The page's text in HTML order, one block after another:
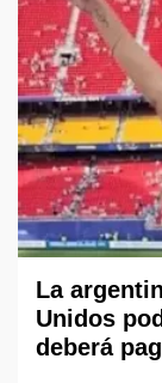
La
Unidos
deberá